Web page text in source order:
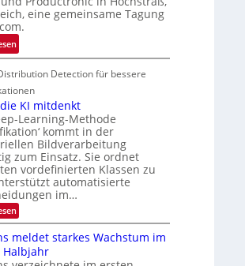
k
e
t
e
n
V
I
S
I
O
N
T
e
c
h
T
a
l
k
s
d
T
o
u
r
a
u
d
e
r
V
I
S
I
eine gemeinsame Tagung
:
T
a
g
u
n
g
z
u
E
l
e
k
t
r
Detection für bessere
KI mitdenkt
Learning-Methode
kommt in der
Bildverarbeitung
zum Einsatz. Sie ordnet
vordefinierten Klassen zu
automatisierte
im…
:
W
n
n
meldet starkes Wachstum im
Halbjahr